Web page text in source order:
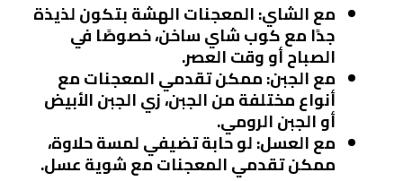
مع الشاي: المعجنات الهشة بتكون لذيذة
جدًا مع كوب شاي ساخن، خصوصًا في
الصباح أو وقت العصر.
مع الجبن: ممكن تقدمي المعجنات مع
أنواع مختلفة من الجبن، زي الجبن الأبيض
أو الجبن الرومي.
مع العسل: لو حابة تضيفي لمسة حلاوة،
ممكن تقدمي المعجنات مع شوية عسل.